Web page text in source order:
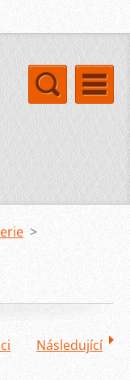
>
Následující